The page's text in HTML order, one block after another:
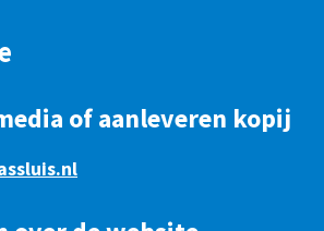
of aanleveren kopij